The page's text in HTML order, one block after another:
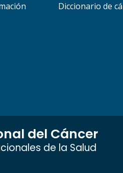
Diccionario de
del Cáncer
de la Salud